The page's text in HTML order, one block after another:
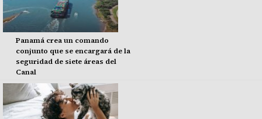
Panamá crea un comando
conjunto que se encargará de la
seguridad de siete áreas del
Canal